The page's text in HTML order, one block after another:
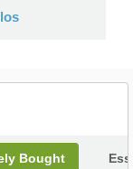
Bought